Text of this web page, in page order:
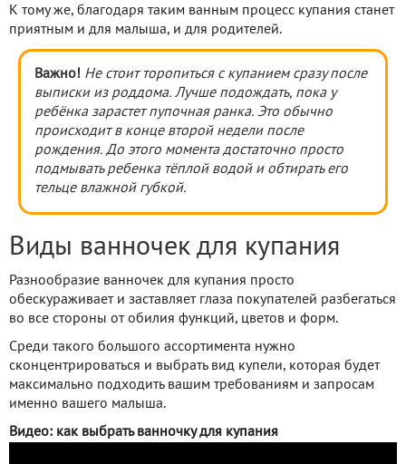
К тому же, благодаря таким ванным процесс купания станет
приятным и для малыша, и для родителей.
Важно! Не стоит торопиться с купанием сразу после
выписки из роддома. Лучше подождать, пока у
ребёнка зарастет пупочная ранка. Это обычно
происходит в конце второй недели после
рождения. До этого момента достаточно просто
подмывать ребенка тёплой водой и обтирать его
тельце влажной губкой.
Виды ванночек для купания
Разнообразие ванночек для купания просто
обескураживает и заставляет глаза покупателей разбегаться
во все стороны от обилия функций, цветов и форм.
Среди такого большого ассортимента нужно
сконцентрироваться и выбрать вид купели, которая будет
максимально подходить вашим требованиям и запросам
именно вашего малыша.
Видео: как выбрать ванночку для купания